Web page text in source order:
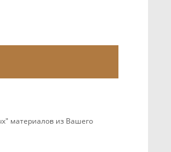
материалов из Вашего